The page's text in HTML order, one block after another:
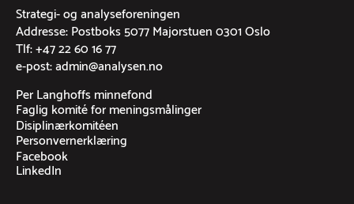
Strategi- og analyseforeningen
Addresse: Postboks 5077 Majorstuen 0301 Oslo
Tlf: +47 22 60 16 77
e-post: admin@analysen.no
Per Langhoffs minnefond
Faglig komité for meningsmålinger
Disiplinærkomitéen
Personvernerklæring
Facebook
LinkedIn